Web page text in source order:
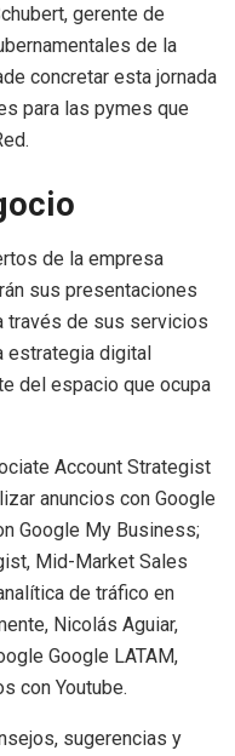
gerente de
de la
concretar esta jornada
para las pymes que
de la empresa
sus presentaciones
través de sus servicios
estrategia digital
del espacio que ocupa
Account Strategist
anuncios con Google
Google My Business;
Mid-Market Sales
de tráfico en
Nicolás Aguiar,
Google LATAM,
con Youtube.
sugerencias y